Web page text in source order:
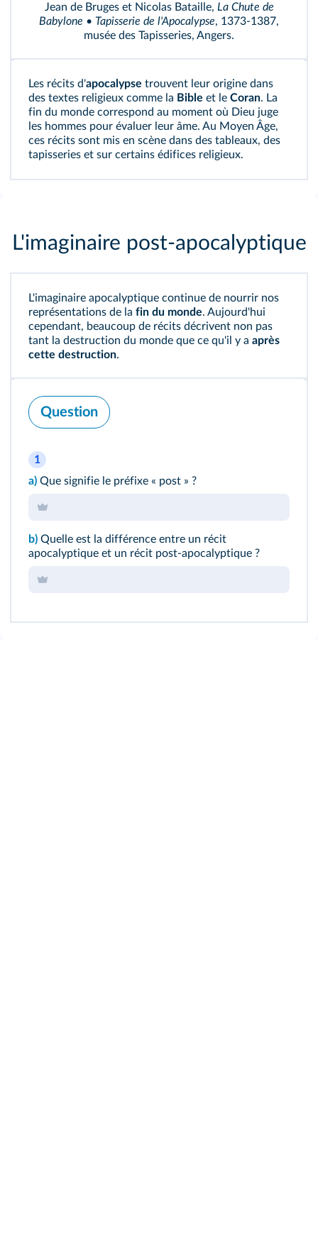
Jean de Bruges et Nicolas Bataille, La Chute de
Babylone • Tapisserie de l'Apocalypse, 1373-1387,
musée des Tapisseries, Angers.
Les récits d'apocalypse trouvent leur origine dans
des textes religieux comme la Bible et le Coran. La
fin du monde correspond au moment où Dieu juge
les hommes pour évaluer leur âme. Au Moyen Âge,
ces récits sont mis en scène dans des tableaux, des
tapisseries et sur certains édifices religieux.
L'imaginaire post-apocalyptique
L'imaginaire apocalyptique continue de nourrir nos
représentations de la fin du monde. Aujourd'hui
cependant, beaucoup de récits décrivent non pas
tant la destruction du monde que ce qu'il y a après
cette destruction.
Question
1
a) Que signifie le préfixe « post » ?
b) Quelle est la différence entre un récit
apocalyptique et un récit post-apocalyptique ?